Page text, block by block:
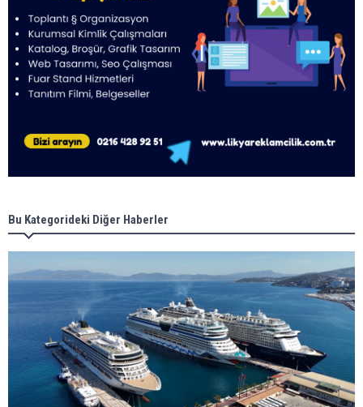
Bu Kategorideki Diğer Haberler